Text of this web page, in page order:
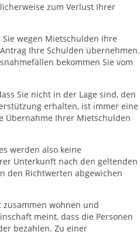
Wagner-Werkstatt
Lärmaktionsplan
Infos in Leichter Sprache
Nachhaltigkeitsbericht
zum Verlust Ihrer
wegen Mietschulden Ihre
Ihre Schulden übernehmen.
bekommen Sie vom
Sie nicht in der Lage sind, den
erhalten, ist immer eine
Übernahme Ihrer Mietschulden
werden also keine
Unterkunft nach den geltenden
den Richtwerten abgewichen
wohnen und
meint, dass die Personen
bezahlen. Zu einer